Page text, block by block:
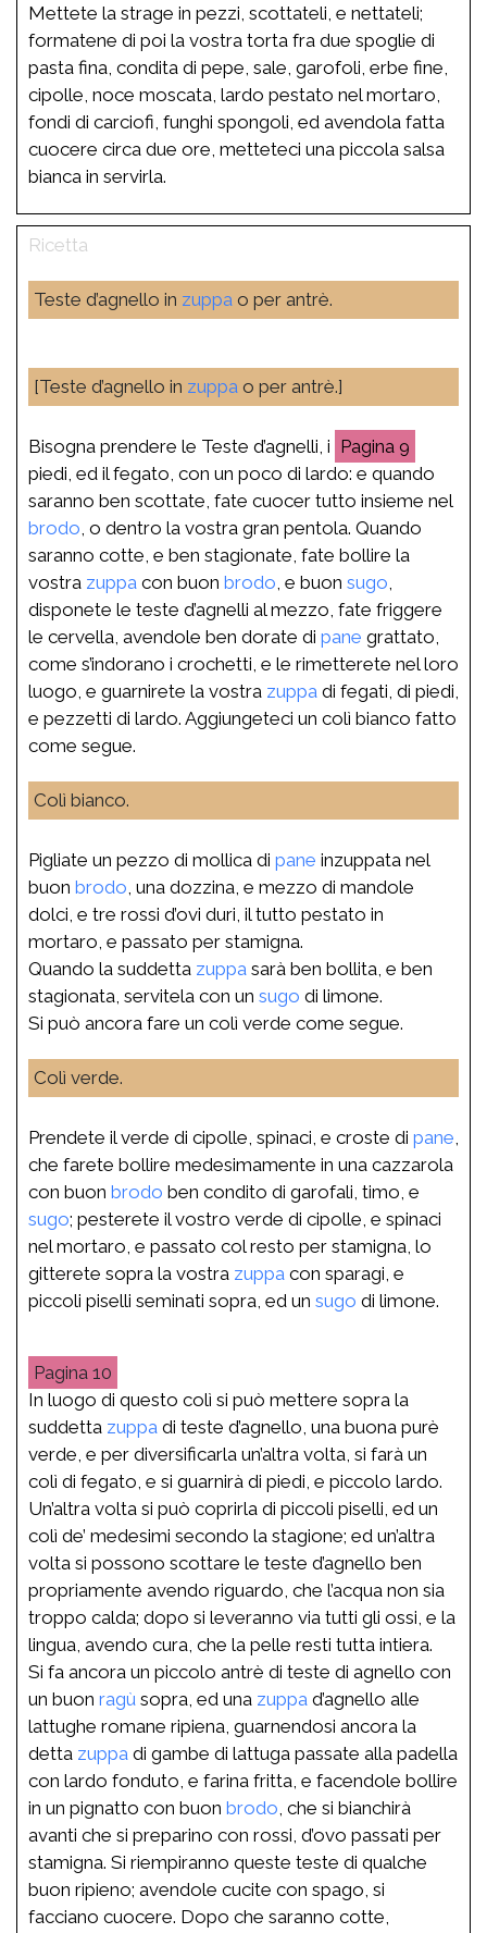
Mettete la strage in pezzi, scottateli, e nettateli;
formatene di poi la vostra torta fra due spoglie di
pasta fina, condita di pepe, sale, garofoli, erbe fine,
cipolle, noce moscata, lardo pestato nel mortaro,
fondi di carciofi, funghi spongoli, ed avendola fatta
cuocere circa due ore, metteteci una piccola salsa
bianca in servirla.
Teste d’agnello in zuppa o per antrè.
[Teste d’agnello in zuppa o per antrè.]
Bisogna prendere le Teste d’agnelli, i
9
piedi, ed il fegato, con un poco di lardo: e quando
saranno ben scottate, fate cuocer tutto insieme nel
brodo , o dentro la vostra gran pentola. Quando
saranno cotte, e ben stagionate, fate bollire la
vostra zuppa con buon brodo , e buon sugo
disponete le teste d’agnelli al mezzo, fate friggere
le cervella, avendole ben dorate di pane grattato,
come s’indorano i crochetti, e le rimetterete nel loro
luogo, e guarnirete la vostra zuppa di fegati, di piedi,
e pezzetti di lardo. Aggiungeteci un colì bianco fatto
come segue.
Colì bianco.
Pigliate un pezzo di mollica di pane inzuppata nel
buon brodo , una dozzina, e mezzo di mandole
dolci, e tre rossi d’ovi duri, il tutto pestato in
mortaro, e passato per stamigna.
Quando la suddetta zuppa sarà ben bollita, e ben
stagionata, servitela con un sugo di limone.
Si può ancora fare un colì verde come segue.
Colì verde.
Prendete il verde di cipolle, spinaci, e croste di pane
che farete bollire medesimamente in una cazzarola
con buon brodo ben condito di garofali, timo, e
sugo; pesterete il vostro verde di cipolle, e spinaci
nel mortaro, e passato col resto per stamigna, lo
gitterete sopra la vostra zuppa con sparagi, e
piccoli piselli seminati sopra, ed un sugo di limone.
10
In luogo di questo colì si può mettere sopra la
suddetta zuppa di teste d’agnello, una buona purè
verde, e per diversificarla un’altra volta, si farà un
colì di fegato, e si guarnirà di piedi, e piccolo lardo.
Un’altra volta si può coprirla di piccoli piselli, ed un
colì de’ medesimi secondo la stagione; ed un’altra
volta si possono scottare le teste d’agnello ben
propriamente avendo riguardo, che l’acqua non sia
troppo calda; dopo si leveranno via tutti gli ossi, e la
lingua, avendo cura, che la pelle resti tutta intiera.
Si fa ancora un piccolo antrè di teste di agnello con
un buon ragù sopra, ed una zuppa d’agnello alle
lattughe romane ripiena, guarnendosi ancora la
detta zuppa di gambe di lattuga passate alla padella
con lardo fonduto, e farina fritta, e facendole bollire
in un pignatto con buon brodo , che si bianchirà
avanti che si preparino con rossi, d’ovo passati per
stamigna. Si riempiranno queste teste di qualche
buon ripieno; avendole cucite con spago, si
facciano cuocere. Dopo che saranno cotte,